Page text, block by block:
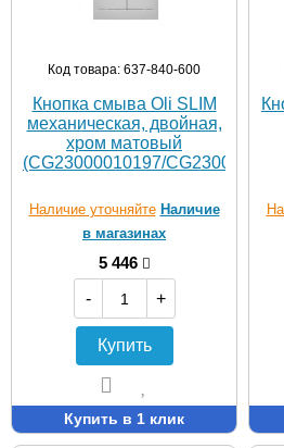
Код товара: 637-840-600
Кнопка смыва Oli SLIM
механическая, двойная,
хром матовый
(CG23000010197/
Наличие уточняйте Наличие
в магазинах
5 446
-
+
Купить
Купить в 1 клик